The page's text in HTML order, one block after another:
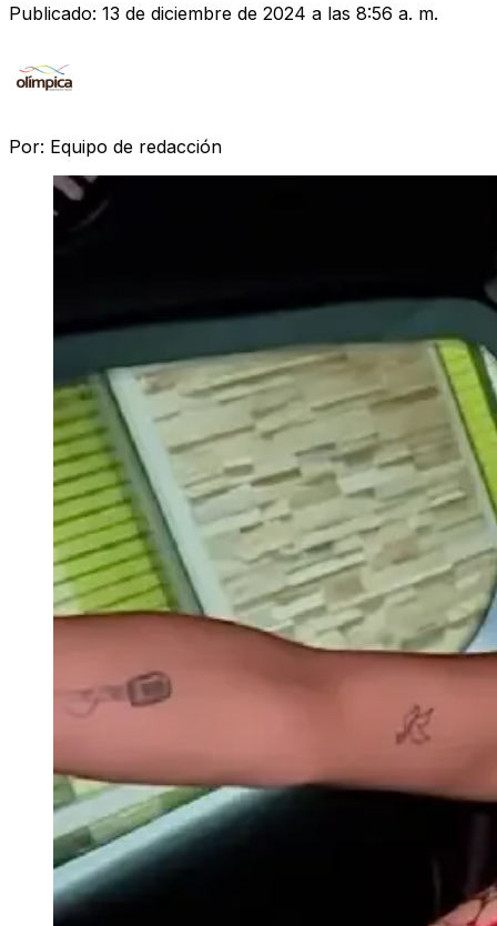
Publicado: 13 de diciembre de 2024 a las 8:56 a. m.
Por: Equipo de redacción